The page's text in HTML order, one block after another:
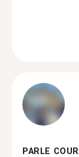
PARLE